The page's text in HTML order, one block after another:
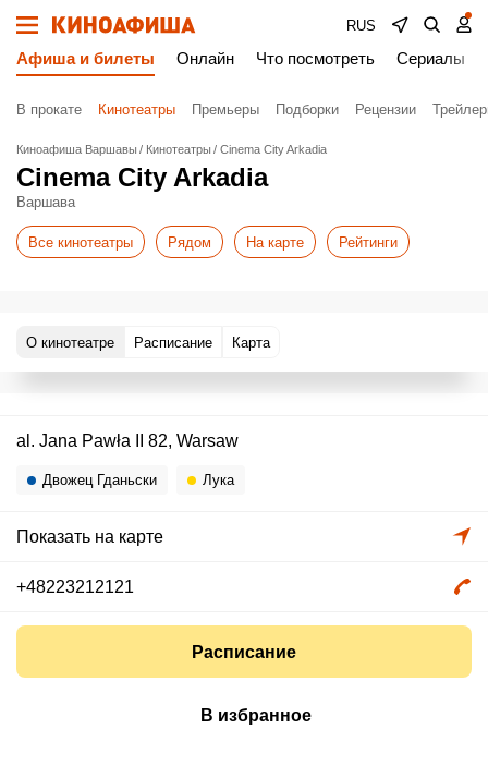
RUS
Афиша и билеты Онлайн Что посмотреть Сериалы
В прокате Кинотеатры Премьеры Подборки Рецензии
Киноафиша Варшавы Кинотеатры Cinema City Arkadia
Cinema City Arkadia
Варшава
Все кинотеатры Рядом На карте Рейтинги
О кинотеатре Расписание Карта
al. Jana Pawła II 82, Warsaw
Двожец Гданьски Лука
Показать на карте
+48223212121
Расписание
В избранное